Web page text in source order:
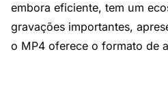
embora eficiente, tem um
gravações importantes,
o MP4 oferece o formato de